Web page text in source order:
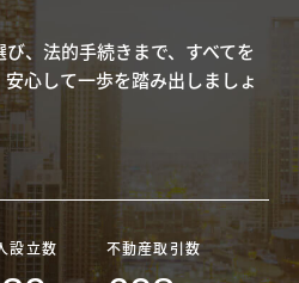
、法的手続きまで、すべてを
心して一歩を踏み出しましょ
設立数 不動産取引数